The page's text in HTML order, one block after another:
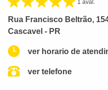
1 aval.
Rua Francisco Beltrão,
Cascavel - PR
ver horario de
ver telefone